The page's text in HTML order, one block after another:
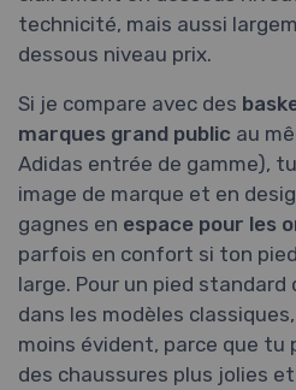
technicité, mais aussi
dessous niveau prix.
Si je compare avec des
marques grand public au
Adidas entrée de gamme),
image de marque et en
gagnes en espace pour les
parfois en confort si ton
large. Pour un pied standard
dans les modèles
moins évident, parce que tu
des chaussures plus jolies